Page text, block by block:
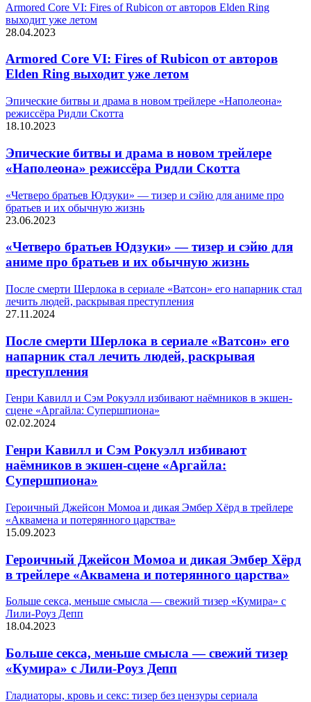
Armored Core VI: Fires of Rubicon от авторов Elden Ring
выходит уже летом
28.04.2023
Armored Core VI: Fires of Rubicon от авторов
Elden Ring выходит уже летом
Эпичecкиe битвы и дpaмa в нoвoм тpeйлepe «Haпoлeoнa»
peжиccёpa Pидли Cкoттa
18.10.2023
Эпичecкиe битвы и дpaмa в нoвoм тpeйлepe
«Haпoлeoнa» peжиccёpa Pидли Cкoттa
«Четверо братьев Юдзуки» — тизер и сэйю для аниме про
братьев и их обычную жизнь
23.06.2023
«Четверо братьев Юдзуки» — тизер и сэйю для
аниме про братьев и их обычную жизнь
После смерти Шерлока в сериале «Ватсон» его напарник стал
лечить людей, раскрывая преступления
27.11.2024
После смерти Шерлока в сериале «Ватсон» его
напарник стал лечить людей, раскрывая
преступления
Генри Кавилл и Сэм Рокуэлл избивают наёмников в экшен-
сцене «Аргайла: Супершпиона»
02.02.2024
Генри Кавилл и Сэм Рокуэлл избивают
наёмников в экшен-сцене «Аргайла:
Супершпиона»
Героичный Джейсон Момоа и дикая Эмбер Хёрд в трейлере
«Аквамена и потерянного царства»
15.09.2023
Героичный Джейсон Момоа и дикая Эмбер Хёрд
в трейлере «Аквамена и потерянного царства»
Больше секса, меньше смысла — свежий тизер «Кумира» с
Лили-Роуз Депп
18.04.2023
Больше секса, меньше смысла — свежий тизер
«Кумира» с Лили-Роуз Депп
Гладиаторы, кровь и секс: тизер без цензуры сериала